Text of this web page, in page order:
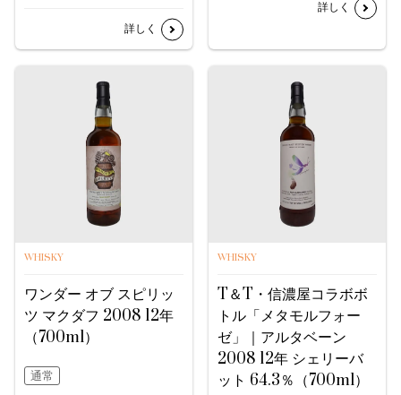
詳しく
詳しく
WHISKY
ワンダー オブ スピリッ
ツ マクダフ 2008 12年
（700ml）
通常
WHISKY
T＆T・信濃屋コラボボ
トル「メタモルフォー
ゼ」｜アルタベーン
2008 12年 シェリーバ
ット 64.3％（700ml）